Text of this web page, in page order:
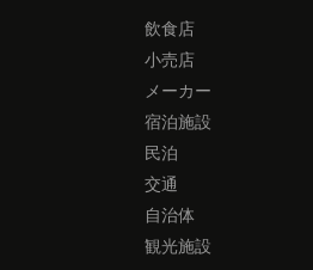
飲食店
小売店
メーカー
宿泊施設
民泊
交通
自治体
観光施設